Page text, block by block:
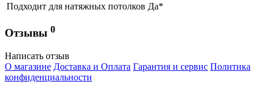
Подходит для натяжных потолков Да*
Отзывы 0
Написать отзыв
О магазине Доставка и Оплата Гарантия и сервис Политика
конфиденциальности